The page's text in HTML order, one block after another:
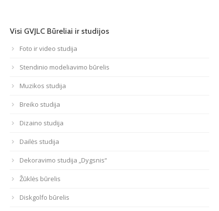
Galerija
Visi GVJLC Būreliai ir studijos
Foto ir video studija
Stendinio modeliavimo būrelis
Muzikos studija
Breiko studija
Dizaino studija
Dailės studija
Dekoravimo studija „Dygsnis“
Žūklės būrelis
Diskgolfo būrelis